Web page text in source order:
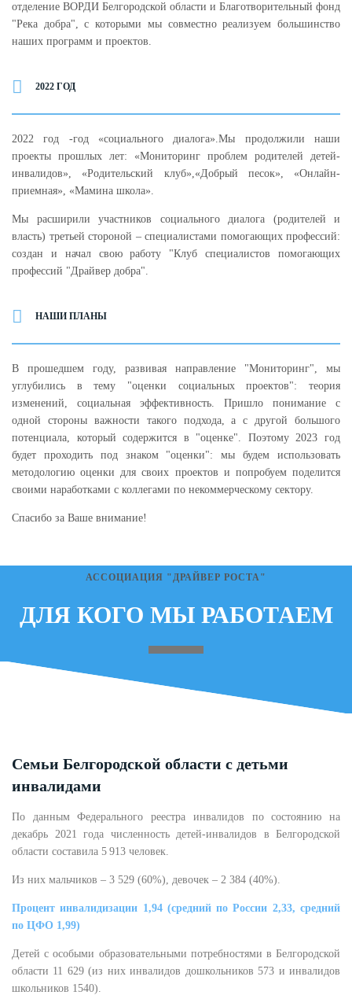
отделение ВОРДИ Белгородской области и Благотворительный фонд
"Река добра", с которыми мы совместно реализуем большинство
наших программ и проектов.
2022 ГОД
2022 год -год «социального диалога».Мы продолжили наши
проекты прошлых лет: «Мониторинг проблем родителей детей-
инвалидов», «Родительский клуб», «Добрый песок», «Онлайн-
приемная», «Мамина школа».
Мы расширили участников социального диалога (родителей и
власть) третьей стороной – специалистами помогающих профессий:
создан и начал свою работу "Клуб специалистов помогающих
профессий "Драйвер добра".
НАШИ ПЛАНЫ
В прошедшем году, развивая направление "Мониторинг", мы
углубились в тему "оценки социальных проектов": теория
изменений, социальная эффективность. Пришло понимание с
одной стороны важности такого подхода, а с другой большого
потенциала, который содержится в "оценке". Поэтому 2023 год
будет проходить под знаком "оценки": мы будем использовать
методологию оценки для своих проектов и попробуем поделится
своими наработками с коллегами по некоммерческому сектору.
Спасибо за Ваше внимание!
АССОЦИАЦИЯ "ДРАЙВЕР РОСТА"
ДЛЯ КОГО МЫ РАБОТАЕМ
Семьи Белгородской области с детьми
инвалидами
По данным Федерального реестра инвалидов по состоянию на
декабрь 2021 года численность детей-инвалидов в Белгородской
области составила 5 913 человек.
Из них мальчиков – 3 529 (60%), девочек – 2 384 (40%).
Процент инвалидизации 1,94 (средний по России 2,33, средний
по ЦФО 1,99)
Детей с особыми образовательными потребностями в Белгородской
области 11 629 (из них инвалидов дошкольников 573 и инвалидов
школьников 1540).